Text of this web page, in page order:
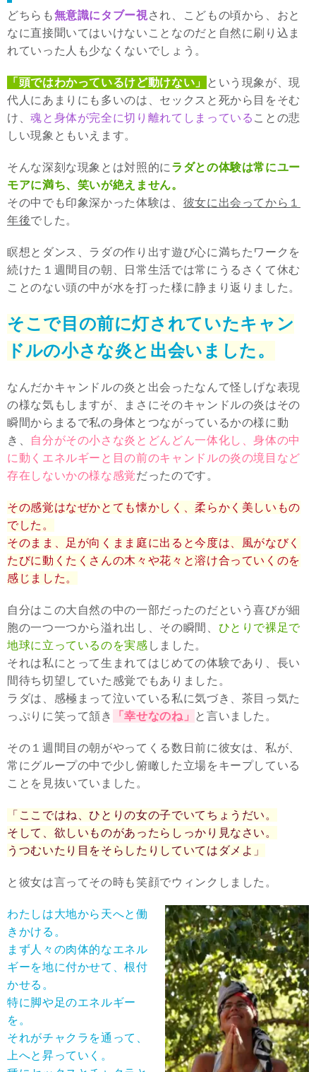
どちらも無意識にタブー視され、こどもの頃から、おと
なに直接聞いてはいけないことなのだと自然に刷り込ま
れていった人も少なくないでしょう。
「頭ではわかっているけど動けない」 という現象が、現
代人にあまりにも多いのは、セックスと死から目をそむ
け、魂と身体が完全に切り離れてしまっている ことの悲
しい現象ともいえます。
そんな深刻な現象とは対照的に ラダとの体験は常にユー
モアに満ち、笑いが絶えません。
その中でも印象深かった体験は、 彼女に出会ってから１
年後でした。
瞑想とダンス、ラダの作り出す遊び心に満ちたワークを
続けた１週間目の朝、日常生活では常にうるさくて休む
ことのない頭の中が水を打った様に静まり返りました。
そこで目の前に灯されていたキャン
ドルの小さな炎と出会いました。
なんだかキャンドルの炎と出会ったなんて怪しげな表現
の様な気もしますが、まさにそのキャンドルの炎はその
瞬間からまるで私の身体とつながっているかの様に動
き、 自分がその小さな炎とどんどん一体化し、身体の中
に動くエネルギーと目の前のキャンドルの炎の境目など
存在しないかの様な感覚だったのです。
その感覚はなぜかとても懐かしく、柔らかく美しいもの
でした。
そのまま、足が向くまま庭に出ると今度は、風がなびく
たびに動くたくさんの木々や花々と溶け合っていくのを
感じました。
自分はこの大自然の中の一部だったのだという喜びが細
胞の一つ一つから溢れ出し、その瞬間、 ひとりで裸足で
地球に立っているのを実感 しました。
それは私にとって生まれてはじめての体験であり、長い
間待ち切望していた感覚でもありました。
ラダは、感極まって泣いている私に気づき、茶目っ気た
っぷりに笑って頷き
「幸せなのね」 と言いました。
その１週間目の朝がやってくる数日前に彼女は、私が、
常にグループの中で少し俯瞰した立場をキープしている
ことを見抜いていました。
「ここではね、ひとりの女の子でいてちょうだい。
そして、欲しいものがあったらしっかり見なさい。
うつむいたり目をそらしたりしていてはダメよ」
と彼女は言ってその時も笑顔でウィンクしました。
わたしは大地から天へと働
きかける。
まず人々の肉体的なエネル
ギーを地に付かせて、根付
かせる。
特に脚や足のエネルギー
を。
それがチャクラを通って、
上へと昇っていく。